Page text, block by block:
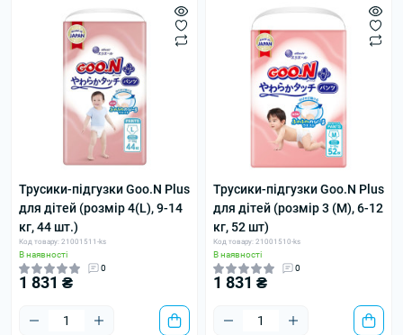
Трусики-підгузки Goo.N Plus
для дітей (розмір 4(L), 9-14
кг, 44 шт.)
Код товару: 21001511-ks
В наявності
0
1 831 ₴
Трусики-підгузки Goo.N Plus
для дітей (розмір 3 (M), 6-12
кг, 52 шт)
Код товару: 21001510-ks
В наявності
0
1 831 ₴